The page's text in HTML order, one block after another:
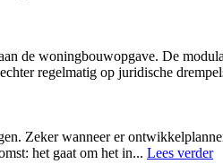
de woningbouwopgave. De
regelmatig op juridische
Zeker wanneer er
het gaat om het in... Lees verder